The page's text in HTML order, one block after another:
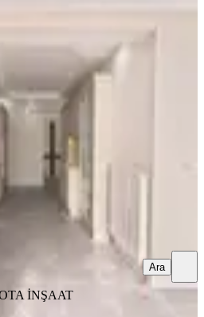
Yamaçtepe Mahallesi
03.08.2026
ADEM ÇAKIR
İNŞAAT
Ara